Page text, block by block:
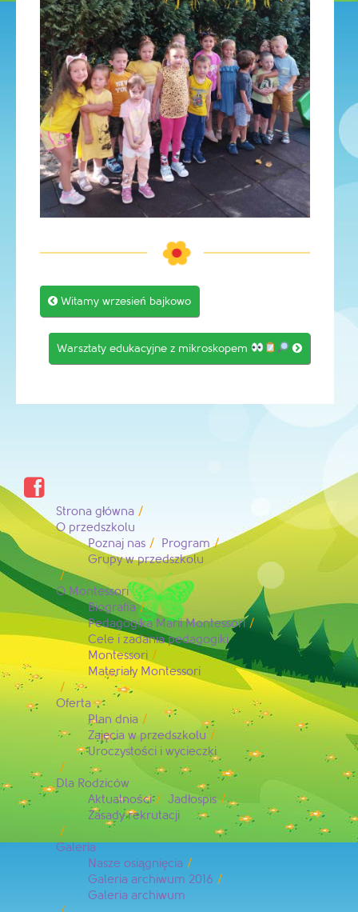
Post
navigation
 Witamy wrzesień bajkowo
Warsztaty edukacyjne z mikroskopem 

Strona główna
O przedszkolu
Poznaj nas
Program
Grupy w przedszkolu
O Montessori
Biografia
Pedagogika Marii Montessori
Cele i zadania pedagogiki
Montessori
Materiały Montessori
Oferta
Plan dnia
Zajęcia w przedszkolu
Uroczystości i wycieczki
Dla Rodziców
Aktualności
Jadłospis
Zasady rekrutacji
Galeria
Nasze osiągnięcia
Galeria archiwum 2016
Galeria archiwum